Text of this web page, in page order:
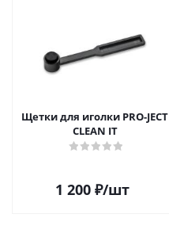
Щетки для иголки PRO-JECT
CLEAN IT
1 200₽/шт